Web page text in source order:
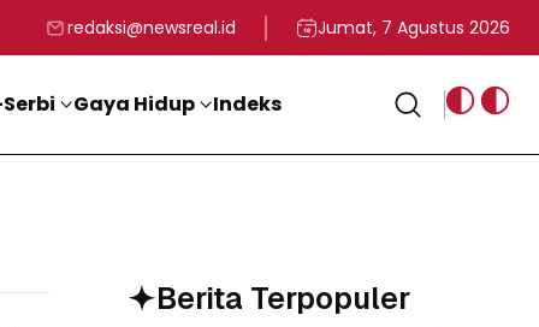
ke-81 Kemerdekaan RI
Kadin Apresiasi Kepemimpinan Presiden Prabowo yang
Staf Khusus Menag RI
redaksi@newsreal.id Jumat, 7 Agustus 2026
Gaya Hidup Indeks
Berita Terpopuler